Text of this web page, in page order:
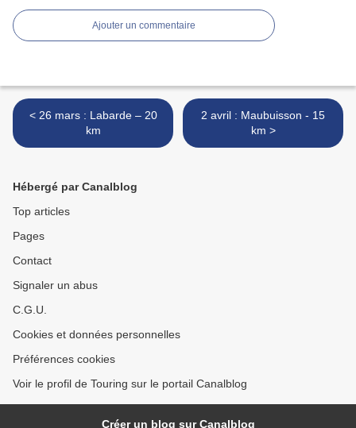
Ajouter un commentaire
< 26 mars : Labarde – 20
km
2 avril : Maubuisson - 15
km >
Hébergé par Canalblog
Top articles
Pages
Contact
Signaler un abus
C.G.U.
Cookies et données personnelles
Préférences cookies
Voir le profil de Touring sur le portail Canalblog
Créer un blog sur Canalblog